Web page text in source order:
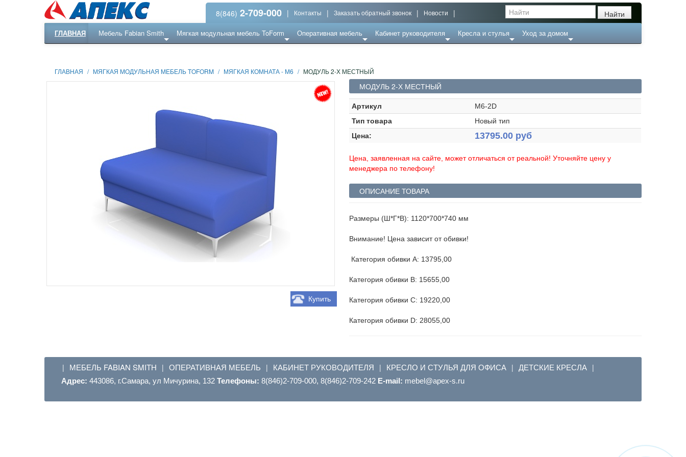
8(846) 2-709-000 | Контакты | Заказать обратный звонок | Новости |
ГЛАВНАЯ Мебель Fabian Smith Мягкая модульная мебель ToForm Оперативная мебель Кабинет руководителя Кресла и стулья Уход за домом
ГЛАВНАЯ / МЯГКАЯ МОДУЛЬНАЯ МЕБЕЛЬ TOFORM / МЯГКАЯ КОМНАТА - М6 / МОДУЛЬ 2-Х МЕСТНЫЙ
Купить
МОДУЛЬ 2-Х МЕСТНЫЙ
Артикул
M6-2D
Тип товара
Новый тип
Цена:
13795.00 руб
Цена, заявленная на сайте, может отличаться от реальной! Уточняйте цену у
менеджера по телефону!
ОПИСАНИЕ ТОВАРА
Размеры (Ш*Г*В): 1120*700*740 мм
Внимание! Цена зависит от обивки!
Категория обивки А: 13795,00
Категория обивки В: 15655,00
Категория обивки С: 19220,00
Категория обивки D: 28055,00
| МЕБЕЛЬ FABIAN SMITH | ОПЕРАТИВНАЯ МЕБЕЛЬ | КАБИНЕТ РУКОВОДИТЕЛЯ | КРЕСЛО И СТУЛЬЯ ДЛЯ ОФИСА | ДЕТСКИЕ КРЕСЛА |
Адрес: 443086, г.Самара, ул Мичурина, 132 Телефоны: 8(846)2-709-000, 8(846)2-709-242 E-mail: ur.s-xepa@lebem